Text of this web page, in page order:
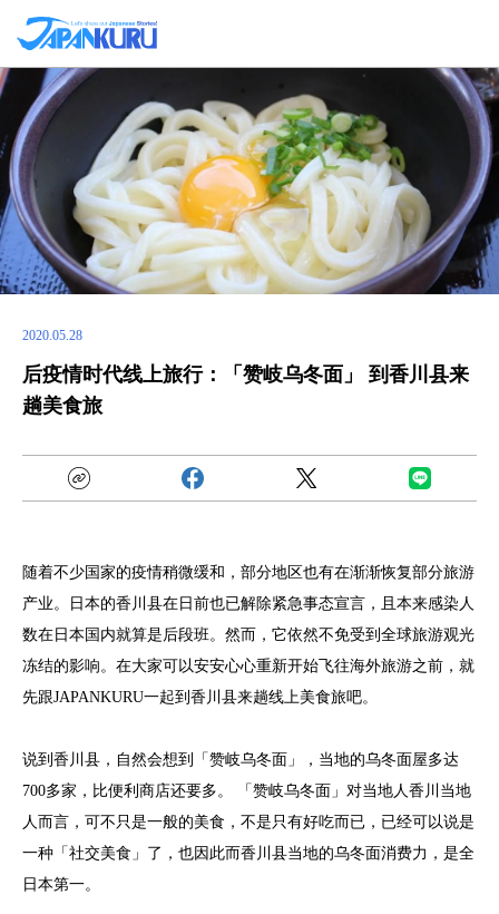
2020.05.28
后疫情时代线上旅行：「赞岐乌冬面」 到香川县来
趟美食旅
随着不少国家的疫情稍微缓和，部分地区也有在渐渐恢复部分旅游
产业。日本的香川县在日前也已解除紧急事态宣言，且本来感染人
数在日本国内就算是后段班。然而，它依然不免受到全球旅游观光
冻结的影响。在大家可以安安心心重新开始飞往海外旅游之前，就
先跟JAPANKURU一起到香川县来趟线上美食旅吧。
说到香川县，自然会想到「赞岐乌冬面」，当地的乌冬面屋多达
700多家，比便利商店还要多。 「赞岐乌冬面」对当地人香川当地
人而言，可不只是一般的美食，不是只有好吃而已，已经可以说是
一种「社交美食」了，也因此而香川县当地的乌冬面消费力，是全
日本第一。